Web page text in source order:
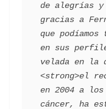
de alegrías y
gracias a
que
en sus
velada en la
<strong>el
en 2004 a los
cáncer, ha